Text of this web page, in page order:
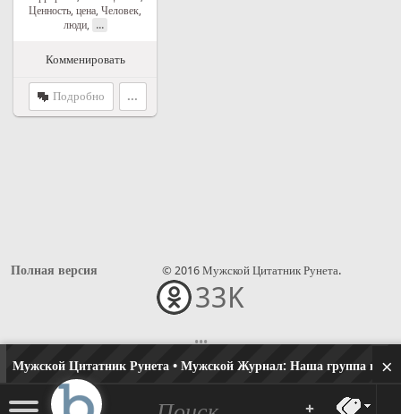
+
×
Мужской Цитатник Рунета • Мужской Журнал: Наша группа в
Ценность, цена Человек,
люди, ...
Комменировать
Подробно ...
Полная версия © 2016 Мужской Цитатник Рунета.
33K
•••